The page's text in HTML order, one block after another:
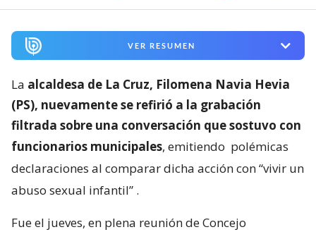
VER RESUMEN
La alcaldesa de La Cruz, Filomena Navia Hevia
(PS), nuevamente se refirió a la grabación
filtrada sobre una conversación que sostuvo con
funcionarios municipales, emitiendo polémicas
declaraciones al comparar dicha acción con “vivir un
abuso sexual infantil” .
Fue el jueves, en plena reunión de Concejo